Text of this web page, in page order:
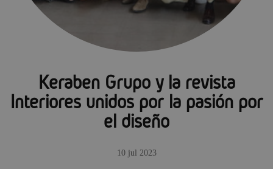
Keraben Grupo y la revista
Interiores unidos por la pasión por
el diseño
10 jul 2023